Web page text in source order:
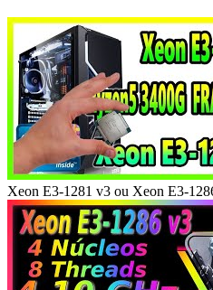
Xeon E3-1281 v3 ou Xeon E3-